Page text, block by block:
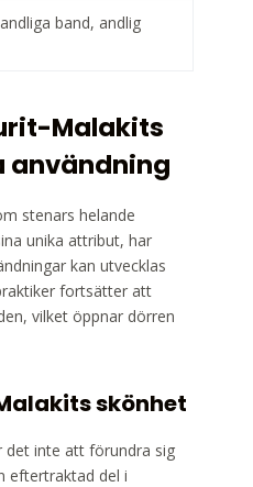
band, andlig
Malakits
stenars helande
unika attribut, har
kan utvecklas
fortsätter att
vilket öppnar dörren
skönhet
det inte att förundra sig
eftertraktad del i